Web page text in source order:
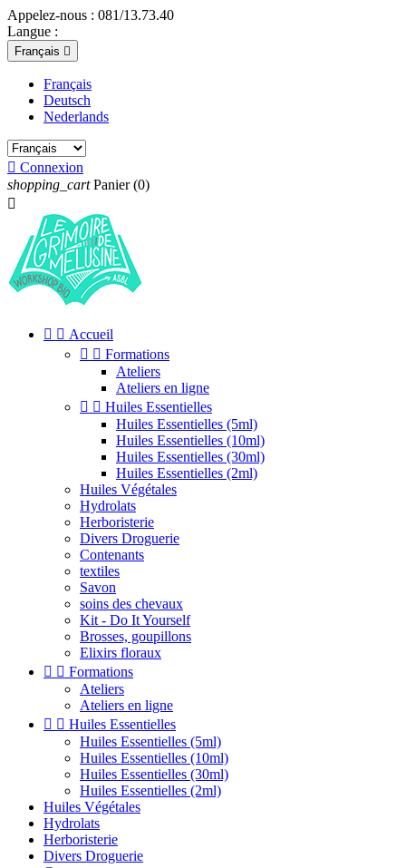
Appelez-nous : 081/13.73.40
Langue :
Français 
Français
Deutsch
Nederlands
 Connexion
shopping_cart Panier (0)

  Accueil
  Formations
Ateliers
Ateliers en ligne
  Huiles Essentielles
Huiles Essentielles (5ml)
Huiles Essentielles (10ml)
Huiles Essentielles (30ml)
Huiles Essentielles (2ml)
Huiles Végétales
Hydrolats
Herboristerie
Divers Droguerie
Contenants
textiles
Savon
soins des chevaux
Kit - Do It Yourself
Brosses, goupillons
Elixirs floraux
  Formations
Ateliers
Ateliers en ligne
  Huiles Essentielles
Huiles Essentielles (5ml)
Huiles Essentielles (10ml)
Huiles Essentielles (30ml)
Huiles Essentielles (2ml)
Huiles Végétales
Hydrolats
Herboristerie
Divers Droguerie